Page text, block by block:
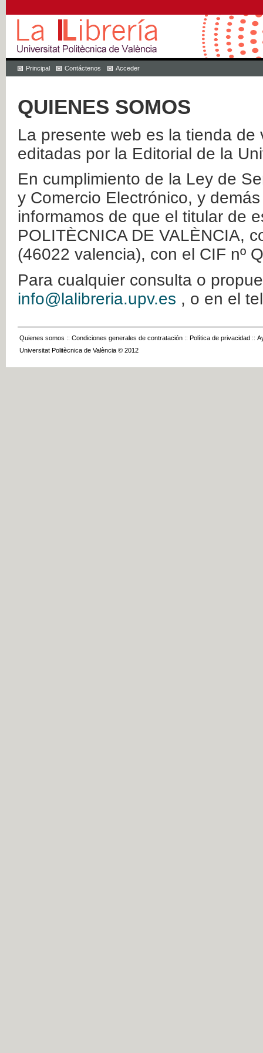
Principal Contáctenos Acceder
QUIENES SOMOS
La presente web es la tienda
editadas por la Editorial de la
En cumplimiento de la Ley de
y Comercio Electrónico, y
informamos de que el titular de
POLITÈCNICA DE VALÈNCIA,
(46022 valencia), con el CIF nº
Para cualquier consulta o
info@lalibreria.upv.es , o en el
Quienes somos :: Condiciones generales de contratación :: Política de privacidad ::
Universitat Politècnica de València © 2012